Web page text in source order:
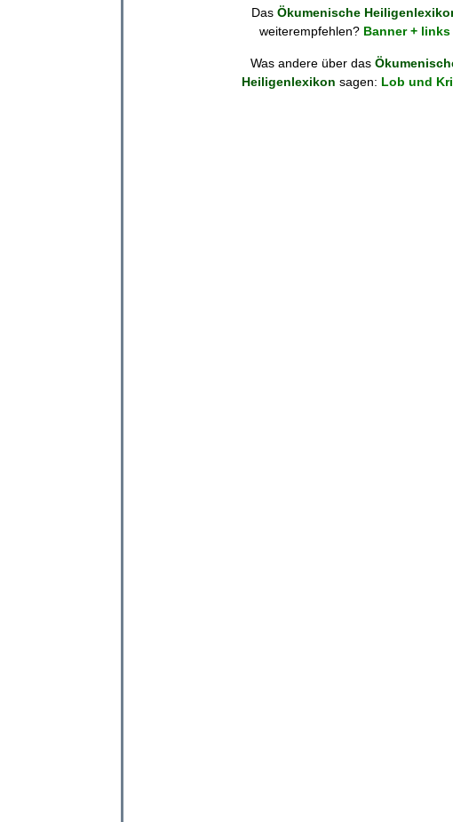
Das Ökumenische
weiterempfehlen? Banner + links
Was andere über das
Heiligenlexikon sagen: Lob und